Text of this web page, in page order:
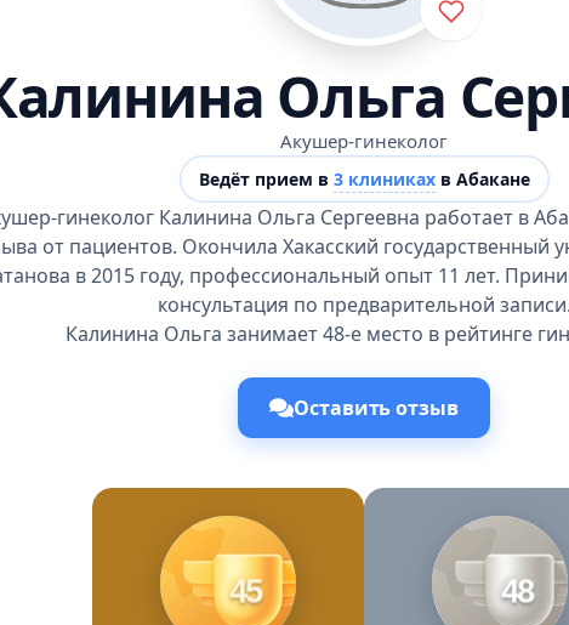
Ольга
Акушер-гинеколог
Ведёт прием в 3 клиникахв Абакане
гинеколог Калинина Ольга Сергеевна работает в
от пациентов. Окончила Хакасский государственный
в 2015 году, профессиональный опыт 11 лет.
консультация по предварительной записи.
Калинина Ольга занимает 48-е место в рейтинге
Оставить отзыв
45 48